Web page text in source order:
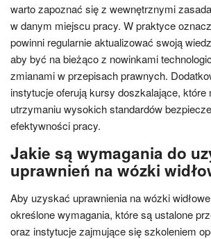
warto zapoznać się z wewnętrznymi
w danym miejscu pracy. W praktyce
powinni regularnie aktualizować swoją
aby być na bieżąco z nowinkami
zmianami w przepisach prawnych.
instytucje oferują kursy doszkalające, które
utrzymaniu wysokich standardów
efektywności pracy.
Jakie są wymagania do
uprawnień na wózki
Aby uzyskać uprawnienia na wózki
określone wymagania, które są ustalone
oraz instytucje zajmujące się szkoleniem